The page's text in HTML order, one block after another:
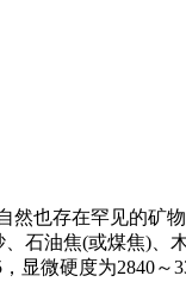
也存在罕见的矿物
石油焦(或煤焦)、
微硬度为2840～